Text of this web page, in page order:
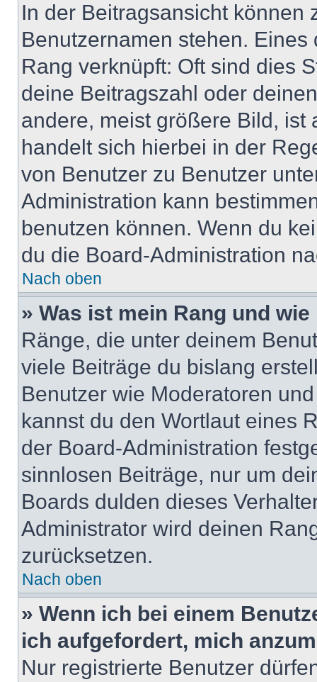
In der Beitragsansicht können
Benutzernamen stehen.
Rang verknüpft: Oft sind dies
deine Beitragszahl oder
andere, meist größere Bild, ist
handelt sich hierbei in der
von Benutzer zu Benutzer
Administration kann
benutzen können. Wenn du
du die Board-Administration
Nach oben
» Was ist mein Rang und
Ränge, die unter deinem
viele Beiträge du bislang
Benutzer wie Moderatoren
kannst du den Wortlaut eines
der Board-Administration
sinnlosen Beiträge, nur um
Boards dulden dieses
Administrator wird deinen
zurücksetzen.
Nach oben
» Wenn ich bei einem
ich aufgefordert, mich
Nur registrierte Benutzer